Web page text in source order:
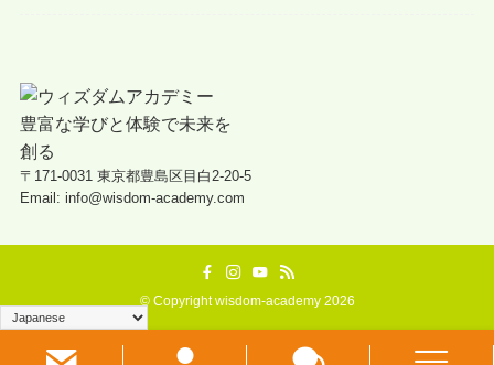
〒171-0031 東京都豊島区目白2-20-5
Email: info@wisdom-academy.com
©Copyright wisdom-academy 2026